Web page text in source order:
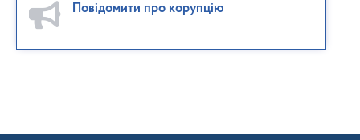
Повідомити про корупцію